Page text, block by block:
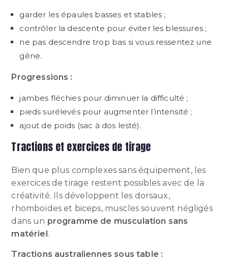
garder les épaules basses et stables ;
contrôler la descente pour éviter les blessures ;
ne pas descendre trop bas si vous ressentez une
gêne.
Progressions :
jambes fléchies pour diminuer la difficulté ;
pieds surélevés pour augmenter l’intensité ;
ajout de poids (sac à dos lesté).
Tractions et exercices de tirage
Bien que plus complexes sans équipement, les
exercices de tirage restent possibles avec de la
créativité. Ils développent les dorsaux,
rhomboïdes et biceps, muscles souvent négligés
dans un programme de musculation sans
matériel.
Tractions australiennes sous table :